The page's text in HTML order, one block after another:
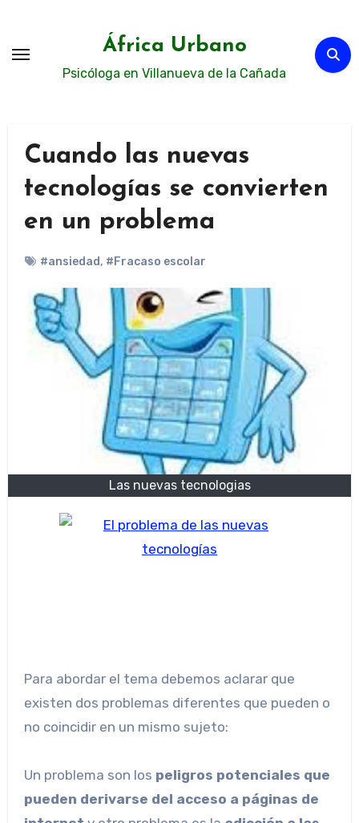
contenido
África Urbano
Psicóloga en Villanueva de la Cañada
Cuando las nuevas
tecnologías se convierten
en un problema
#ansiedad, #Fracaso escolar
Las nuevas tecnologias
Para abordar el tema debemos aclarar que
existen dos problemas diferentes que pueden o
no coincidir en un mismo sujeto:
Un problema son los peligros potenciales que
pueden derivarse del acceso a páginas de